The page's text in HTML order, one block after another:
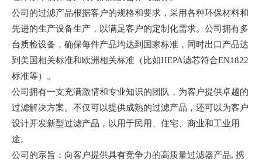
公司的过滤产品根据客户的规格和要求，采用各种环保材料和
先进的生产设备生产，以满足客户的定制化需求。公司拥有多
台质检设备，确保每件产品均达到国家标准，同时出口产品达
到美国相关标准和欧洲相关标准（比如HEPA滤芯符合EN1822
标准等）。
公司拥有一支充满激情和专业知识的团队，为客户提供卓越的
过滤解决方案。不仅可以提供成熟的过滤产品，还可以为客户
设计开发新型过滤产品，以用于民用、住宅、商业和工业用
途。
公司的宗旨：向客户提供具有竞争力的高质量过滤器产品, 携